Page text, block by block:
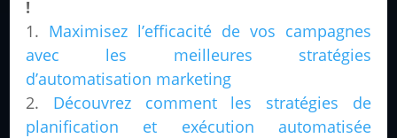
!
Maximisez l’efficacité de vos campagnes
avec les meilleures stratégies
d’automatisation marketing
Découvrez comment les stratégies de
planification et exécution automatisée